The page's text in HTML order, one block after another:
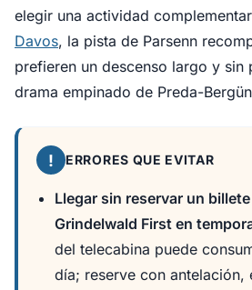
elegir una actividad
Davos, la pista de Parsenn
prefieren un descenso largo y sin
drama empinado de Preda-
! ERRORES QUE EVITAR
Llegar sin reservar un
Grindelwald First en
del telecabina puede
día; reserve con antelación,